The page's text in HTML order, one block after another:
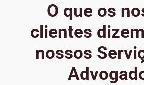
O que os
clientes
nossos